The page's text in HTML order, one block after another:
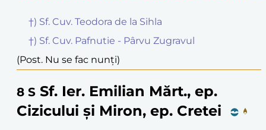
†) Sf. Cuv. Teodora de la Sihla
†) Sf. Cuv. Pafnutie - Pârvu Zugravul
(Post. Nu se fac nunți)
8 S Sf. Ier. Emilian Mărt., ep.
Cizicului și Miron, ep. Cretei